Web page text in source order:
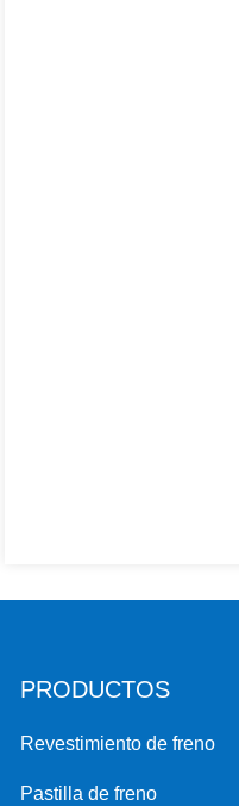
PRODUCTOS
Revestimiento de freno
Pastilla de freno